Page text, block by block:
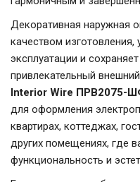
Декоративная наружная
качеством
эксплуатации и
привлекательный
Interior Wire ПРВ2075-
для оформления
квартирах, коттеджах,
других помещениях, где
функциональность и